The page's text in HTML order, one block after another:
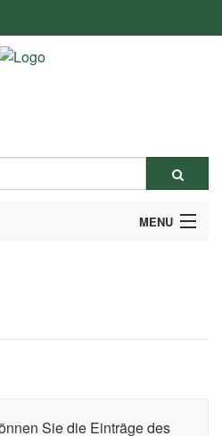
MENU
BENÖTIGT?
Sie die Einträge des